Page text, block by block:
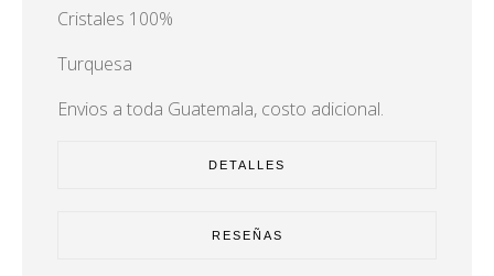
Cristales 100%
Turquesa
Envios a toda Guatemala, costo adicional.
DETALLES
RESEÑAS